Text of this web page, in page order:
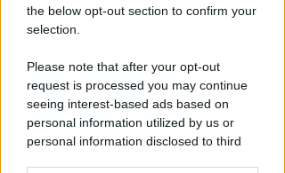
the below opt-out section to confirm your
selection.
Please note that after your opt-out
request is processed you may continue
seeing interest-based ads based on
personal information utilized by us or
personal information disclosed to third
A San Marino scatta
l'emergenza idrica: divieti e
maggiorazioni in bolletta
di